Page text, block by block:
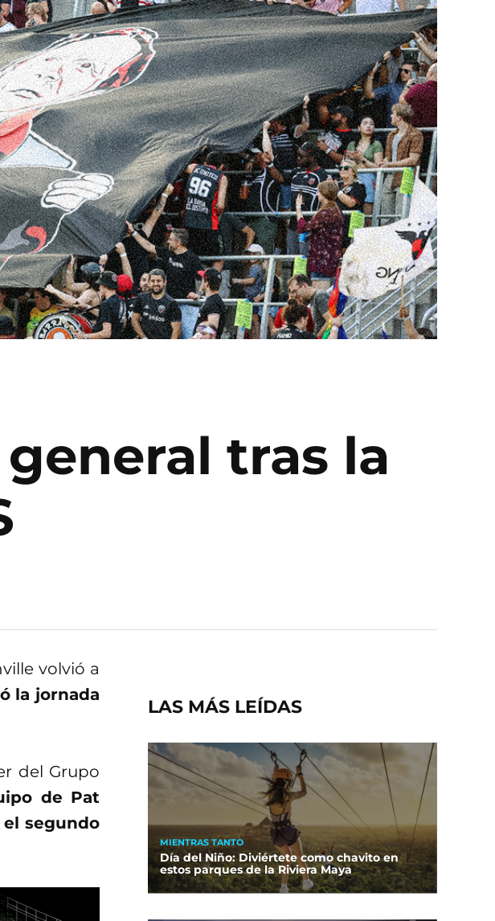
tras la
volvió a
la jornada
del Grupo
de Pat
segundo
LAS MÁS LEÍDAS
MIENTRAS TANTO
Día del Niño: Diviértete como chavito en
estos parques de la Riviera Maya